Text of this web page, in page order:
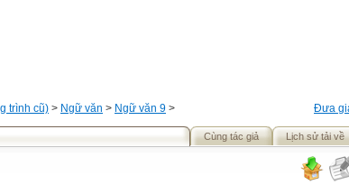
Đưa
trình cũ) > Ngữ văn > Ngữ văn 9 >
Cùng tác giả Lịch sử tải về